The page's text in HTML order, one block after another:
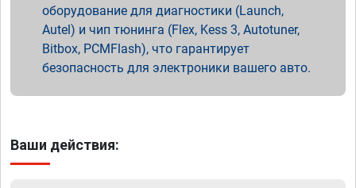
оборудование для диагностики (Launch,
Autel) и чип тюнинга (Flex, Kess 3, Autotuner,
Bitbox, PCMFlash), что гарантирует
безопасность для электроники вашего авто.
Ваши действия: